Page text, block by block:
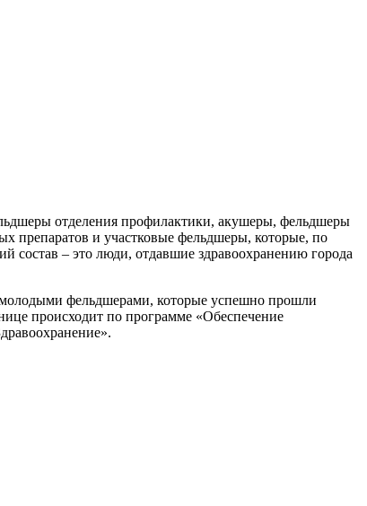
отделения профилактики, акушеры, фельдшеры
препаратов и участковые фельдшеры, которые, по
состав – это люди, отдавшие здравоохранению города
фельдшерами, которые успешно прошли
происходит по программе «Обеспечение